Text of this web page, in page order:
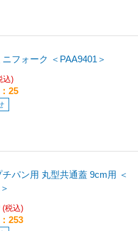
フォーク ＜PAA9401＞
込)
25
チパン用 丸型共通蓋 9cm用 ＜
(税込)
253